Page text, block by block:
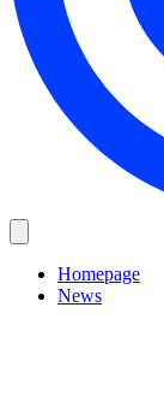
Homepage
News